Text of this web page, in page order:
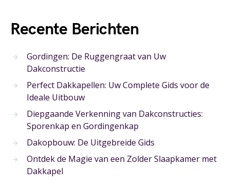
Recente Berichten
Gordingen: De Ruggengraat van Uw
Dakconstructie
Perfect Dakkapellen: Uw Complete Gids voor de
Ideale Uitbouw
Diepgaande Verkenning van Dakconstructies:
Sporenkap en Gordingenkap
Dakopbouw: De Uitgebreide Gids
Ontdek de Magie van een Zolder Slaapkamer met
Dakkapel